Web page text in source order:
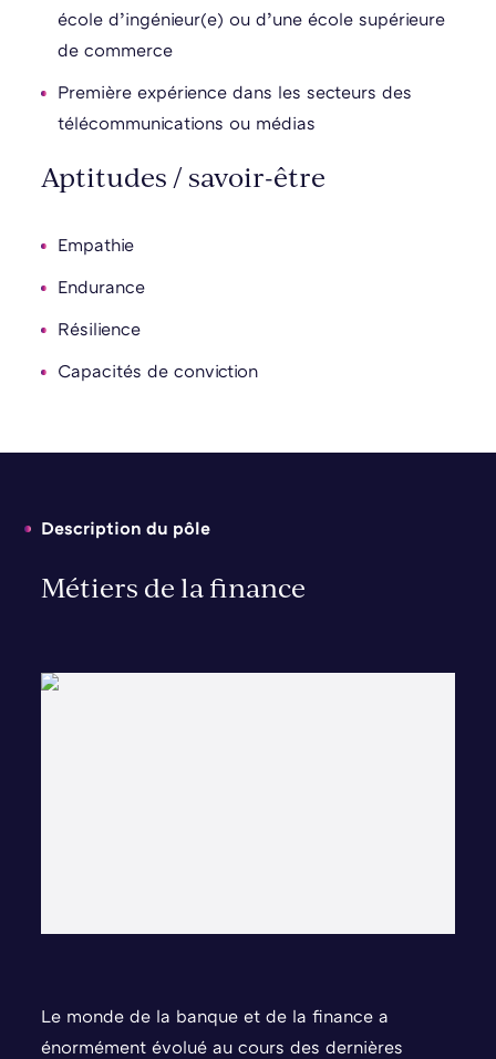
école d’ingénieur(e) ou d’une école supérieure
de commerce
Première expérience dans les secteurs des
télécommunications ou médias
Aptitudes / savoir-être
Empathie
Endurance
Résilience
Capacités de conviction
Description du pôle
Métiers de la finance
Le monde de la banque et de la finance a
énormément évolué au cours des dernières